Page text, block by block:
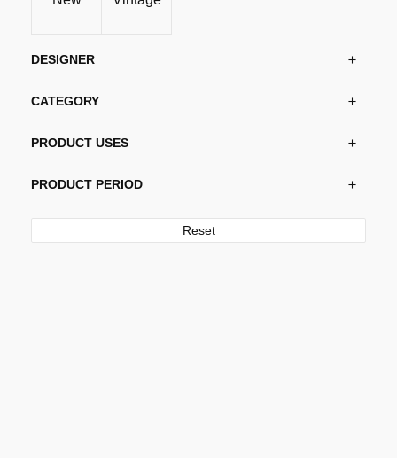
DESIGNER
CATEGORY
PRODUCT USES
PRODUCT PERIOD
Reset